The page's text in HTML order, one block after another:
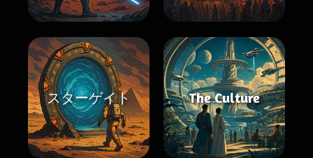
スターゲイト The Culture